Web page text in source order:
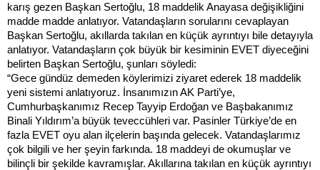
karış gezen Başkan Sertoğlu, 18 maddelik Anayasa değişikliğini
madde madde anlatıyor. Vatandaşların sorularını cevaplayan
Başkan Sertoğlu, akıllarda takılan en küçük ayrıntıyı bile detayıyla
anlatıyor. Vatandaşların çok büyük bir kesiminin EVET diyeceğini
belirten Başkan Sertoğlu, şunları söyledi:
“Gece gündüz demeden köylerimizi ziyaret ederek 18 maddelik
yeni sistemi anlatıyoruz. İnsanımızın AK Parti’ye,
Cumhurbaşkanımız Recep Tayyip Erdoğan ve Başbakanımız
Binali Yıldırım’a büyük teveccühleri var. Pasinler Türkiye’de en
fazla EVET oyu alan ilçelerin başında gelecek. Vatandaşlarımız
çok bilgili ve her şeyin farkında. 18 maddeyi de okumuşlar ve
bilinçli bir şekilde kavramışlar. Akıllarına takılan en küçük ayrıntıyı